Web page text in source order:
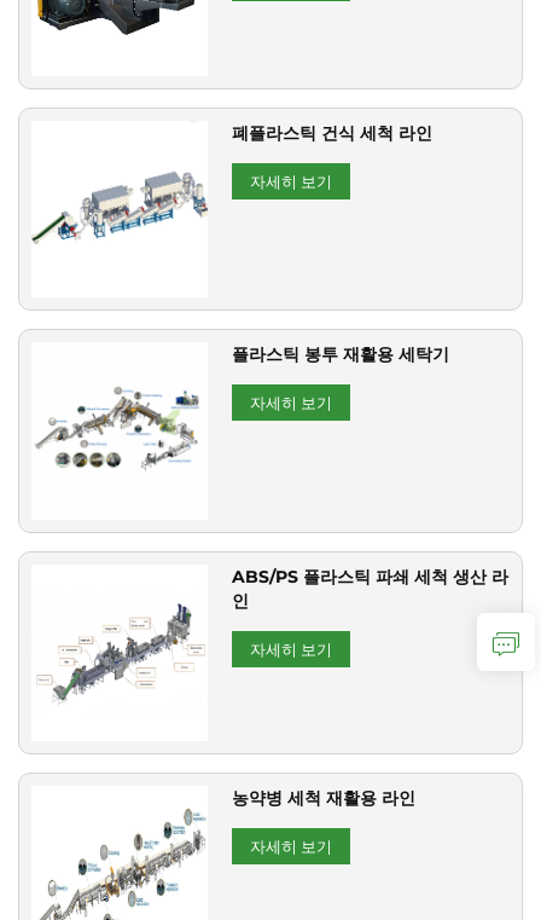
폐플라스틱 건식 세척 라인
자세히 보기
플라스틱 봉투 재활용 세탁기
자세히 보기
ABS/PS 플라스틱 파쇄 세척 생산 라
인
자세히 보기
농약병 세척 재활용 라인
자세히 보기